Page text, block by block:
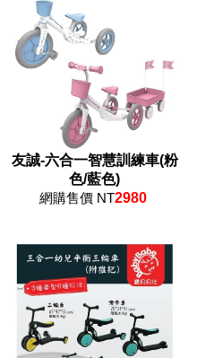
友誠-六合一智慧訓練車(粉
色/藍色)
網購售價 NT2980